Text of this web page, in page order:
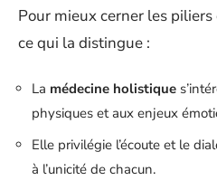
Pour mieux cerner les
ce qui la distingue :
La médecine holistique
physiques et aux enjeux
Elle privilégie l’écoute et le
à l’unicité de chacun.